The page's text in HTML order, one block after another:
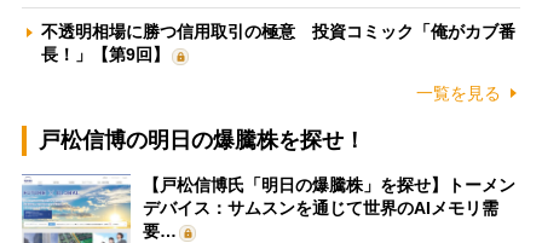
不透明相場に勝つ信用取引の極意 投資コミック「俺がカブ番
長！」【第9回】
一覧を見る
戸松信博の明日の爆騰株を探せ！
【戸松信博氏「明日の爆騰株」を探せ】トーメン
デバイス：サムスンを通じて世界のAIメモリ需
要…